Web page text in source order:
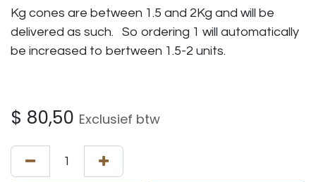
Kg cones are between 1.5 and 2Kg and will be
delivered as such. So ordering 1 will automatically
be increased to bertween 1.5-2 units.
$ 80,50 Exclusief btw